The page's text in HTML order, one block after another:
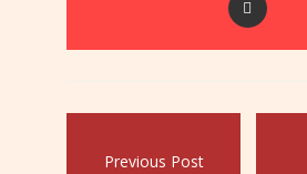
Previous Post